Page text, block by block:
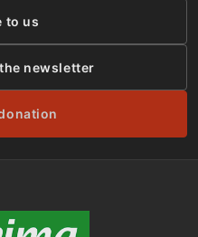
to us
newsletter